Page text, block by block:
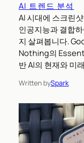
AI 트렌드 분석
AI 시대에 스크린
인공지능과 결합
지 살펴봅니다.
Nothing의
반 AI의 현재와 미
Written bySpark